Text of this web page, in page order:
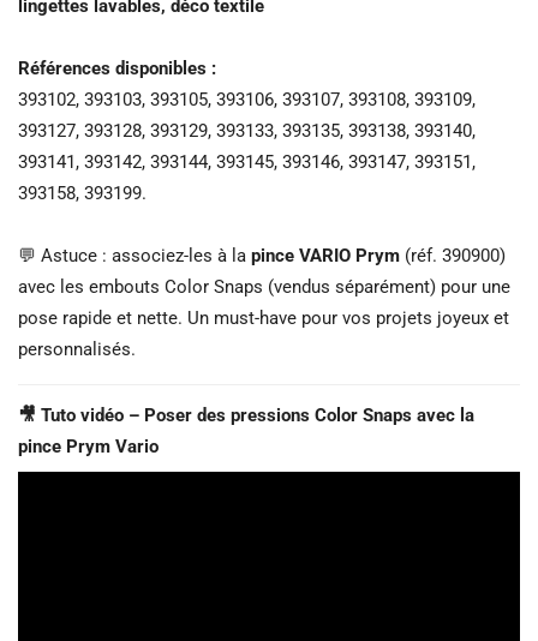
lingettes lavables, déco textile
Références disponibles :
393102, 393103, 393105, 393106, 393107, 393108, 393109,
393127, 393128, 393129, 393133, 393135, 393138, 393140,
393141, 393142, 393144, 393145, 393146, 393147, 393151,
393158, 393199.
💬 Astuce : associez-les à la pince VARIO Prym (réf. 390900)
avec les embouts Color Snaps (vendus séparément) pour une
pose rapide et nette. Un must-have pour vos projets joyeux et
personnalisés.
🎥 Tuto vidéo – Poser des pressions Color Snaps avec la
pince Prym Vario